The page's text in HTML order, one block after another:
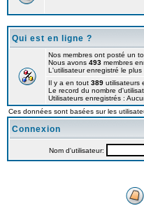
Qui est en ligne ?
Nos membres ont posté un
Nous avons 493 membres
L'utilisateur enregistré le plus
Il y a en tout 389 utilisateurs
Le record du nombre
Utilisateurs enregistrés :
Ces données sont basées sur les
Connexion
Nom d'utilisateur: